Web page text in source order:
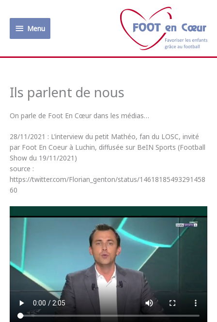
contenuMenu
Menu
Ils parlent de nous
On parle de Foot En Cœur dans les médias…
28/11/2021 : L’interview du petit Mathéo, fan du LOSC, invité
par Foot En Coeur à Luchin, diffusée sur BeIN Sports (Football
Show du 19/11/2021)
source :
https://twitter.com/Florian_genton/status/14618185493291458
60